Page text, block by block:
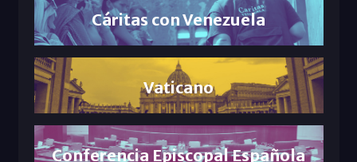
Cáritas con Venezuela
Vaticano
Conferencia Episcopal Española